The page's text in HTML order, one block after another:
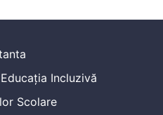
Incluzivă
Scolare